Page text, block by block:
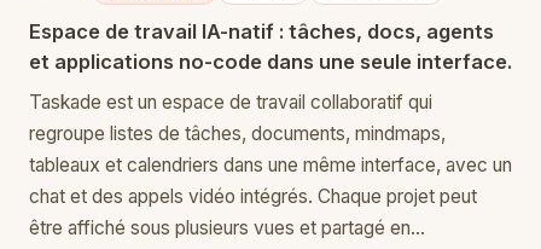
Espace de travail IA-natif : tâches, docs, agents
et applications no-code dans une seule interface.
Taskade est un espace de travail collaboratif qui
regroupe listes de tâches, documents, mindmaps,
tableaux et calendriers dans une même interface, avec un
chat et des appels vidéo intégrés. Chaque projet peut
être affiché sous plusieurs vues et partagé en…